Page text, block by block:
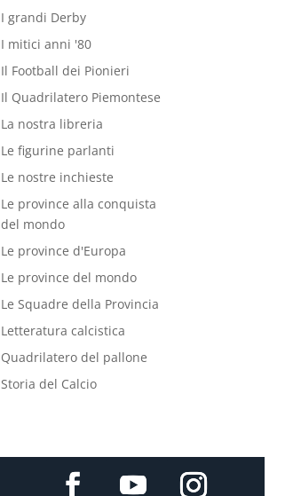
I grandi Derby
I mitici anni '80
Il Football dei Pionieri
Il Quadrilatero Piemontese
La nostra libreria
Le figurine parlanti
Le nostre inchieste
Le province alla conquista
del mondo
Le province d'Europa
Le province del mondo
Le Squadre della Provincia
Letteratura calcistica
Quadrilatero del pallone
Storia del Calcio